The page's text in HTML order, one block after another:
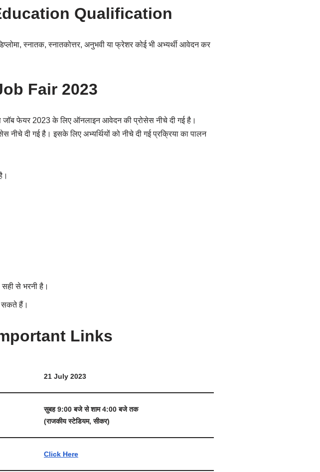
Qualification
स्नातक, स्नातकोत्तर, अनुभवी या फ्रेशर कोई भी अभ्यर्थी आवेदन कर
Fair 2023
फेयर 2023 के लिए ऑनलाइन आवेदन की प्रोसेस नीचे दी गई है।
दी गई है। इसके लिए अभ्यर्थियों को नीचे दी गई प्रक्रिया का पालन
सही से भरनी है।
सकते हैं।
Links
21 July 2023
सुबह 9:00 बजे से शाम 4:00 बजे तक
(राजकीय स्टेडियम, सीकर)
Click Here